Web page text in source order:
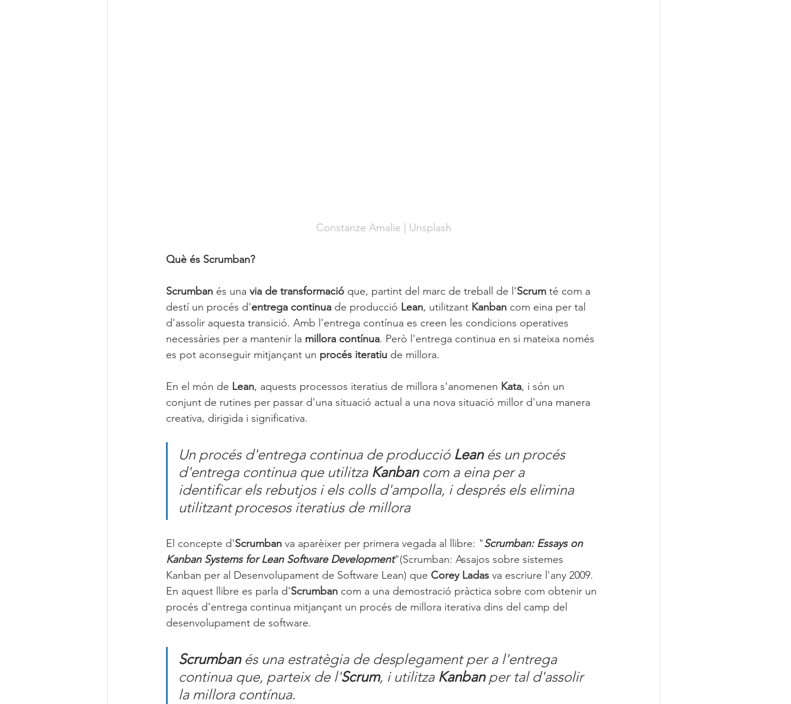
Constanze Amalie Unsplash
Què és Scrumban?
Scrumban és una via de transformació que, partint del marc de treball de l'Scrum té com a
destí un procés d'entrega continua de producció Lean, utilitzant Kanban com eina per tal
d'assolir aquesta transició. Amb l'entrega contínua es creen les condicions operatives
necessàries per a mantenir la millora contínua. Però l'entrega continua en si mateixa només
es pot aconseguir mitjançant un procés iteratiu de millora.
En el món de Lean, aquests processos iteratius de millora s'anomenen Kata, i són un
conjunt de rutines per passar d'una situació actual a una nova situació millor d'una manera
creativa, dirigida i significativa.
Un procés d'entrega continua de producció Lean és un procés
d'entrega continua que utilitza Kanban com a eina per a
identificar els rebutjos i els colls d'ampolla, i després els elimina
utilitzant procesos iteratius de millora
El concepte d'Scrumban va aparèixer per primera vegada al llibre: "Scrumban: Essays on
Kanban Systems for Lean Software Development"(Scrumban: Assajos sobre sistemes
Kanban per al Desenvolupament de Software Lean) que Corey Ladas va escriure l'any 2009.
En aquest llibre es parla d'Scrumban com a una demostració pràctica sobre com obtenir un
procés d'entrega continua mitjançant un procés de millora iterativa dins del camp del
desenvolupament de software.
Scrumban és una estratègia de desplegament per a l'entrega
continua que, parteix de l'Scrum, i utilitza Kanban per tal d'assolir
la millora contínua.